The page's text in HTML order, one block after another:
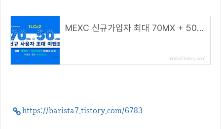
MEXC 신규가입자 최대 70MX + 50 USDT 지급( 추천 코드 : 1LCc2 )(~9.21)
barista7.tistory.com
https://barista7.tistory.com/6783